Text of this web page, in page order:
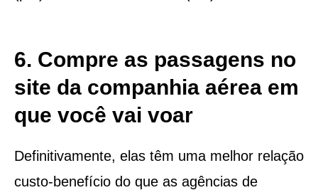
6. Compre as passagens no
site da companhia aérea em
que você vai voar
Definitivamente, elas têm uma melhor relação
custo-benefício do que as agências de